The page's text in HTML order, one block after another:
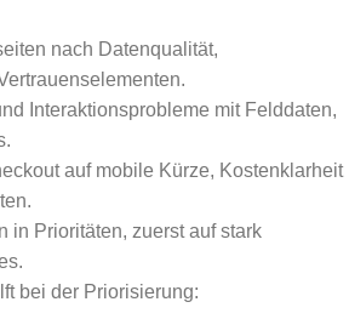
nach Datenqualität,
Interaktionsprobleme mit Felddaten,
auf mobile Kürze, Kostenklarheit
in Prioritäten, zuerst auf stark
bei der Priorisierung: